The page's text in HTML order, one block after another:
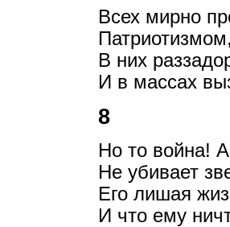
Всех мирно
В них
И в массах
8
Но то война!
Не убивает
Его лишая
И что ему